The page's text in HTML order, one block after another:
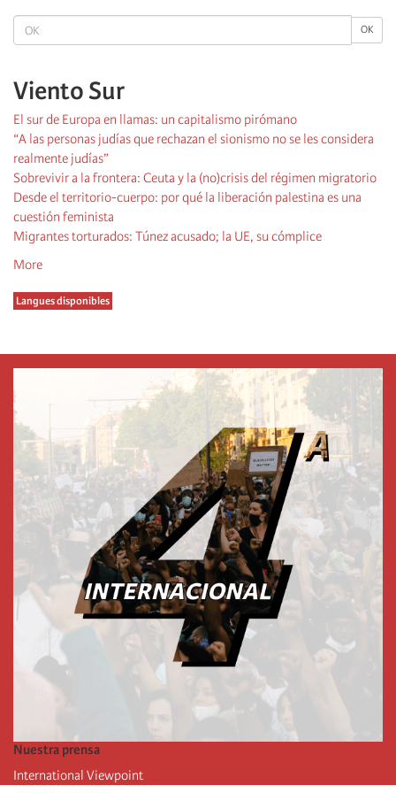
OK OK
Viento Sur
El sur de Europa en llamas: un capitalismo pirómano
“A las personas judías que rechazan el sionismo no se les considera
realmente judías”
Sobrevivir a la frontera: Ceuta y la (no)crisis del régimen migratorio
Desde el territorio-cuerpo: por qué la liberación palestina es una
cuestión feminista
Migrantes torturados: Túnez acusado; la UE, su cómplice
More
Langues disponibles
Nuestra prensa
International Viewpoint